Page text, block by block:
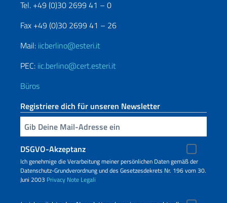
Tel. +49 (0)30 2699 41 – 0
Fax +49 (0)30 2699 41 – 26
Mail: iicberlino@esteri.it
PEC: iic.berlino@cert.esteri.it
Büros
Registriere dich für unseren Newsletter
Geben Sie Ihre E-Mail ein
DSGVO-Akzeptanz
Ich genehmige die Verarbeitung meiner persönlichen Daten gemäß der
Datenschutz-Grundverordnung und des Gesetzesdekrets Nr. 196 vom 30.
Juni 2003 Privacy Note Legali